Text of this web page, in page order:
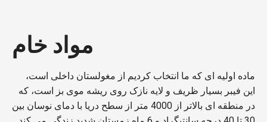
مواد خام
ماده اولیه ای که ما انتخاب کردیم از مغولستان داخلی است،
این فیبر بسیار ظریف و لایه نازک روی ریشه موی بز است، که
در منطقه ای بالاتر از 4000 متر از سطح دریا با دمای نوسان بین